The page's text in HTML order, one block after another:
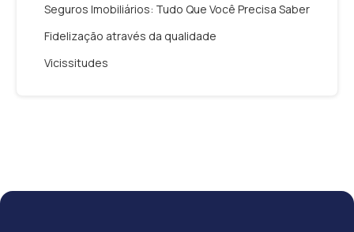
Seguros Imobiliários: Tudo Que Você Precisa Saber
Fidelização através da qualidade
Vicissitudes